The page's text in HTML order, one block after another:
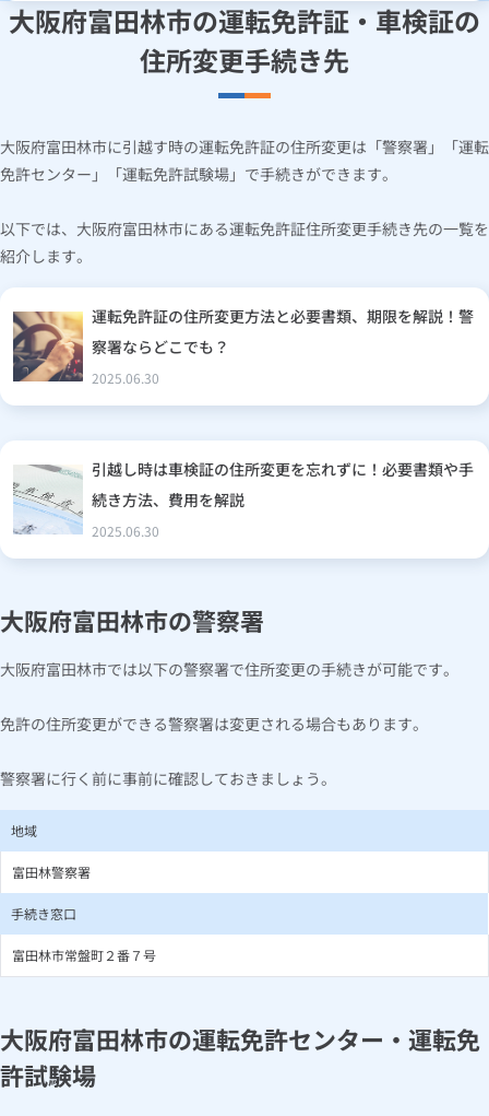
大阪府富田林市の運転免許証・車検証の
住所変更手続き先
大阪府富田林市に引越す時の運転免許証の住所変更は「警察署」「運転
免許センター」「運転免許試験場」で手続きができます。
以下では、大阪府富田林市にある運転免許証住所変更手続き先の一覧を
紹介します。
運転免許証の住所変更方法と必要書類、期限を解説！警
察署ならどこでも？
2025.06.30
引越し時は車検証の住所変更を忘れずに！必要書類や手
続き方法、費用を解説
2025.06.30
大阪府富田林市の警察署
大阪府富田林市では以下の警察署で住所変更の手続きが可能です。
免許の住所変更ができる警察署は変更される場合もあります。
警察署に行く前に事前に確認しておきましょう。
地域
富田林警察署
手続き窓口
富田林市常盤町２番７号
大阪府富田林市の運転免許センター・運転免
許試験場